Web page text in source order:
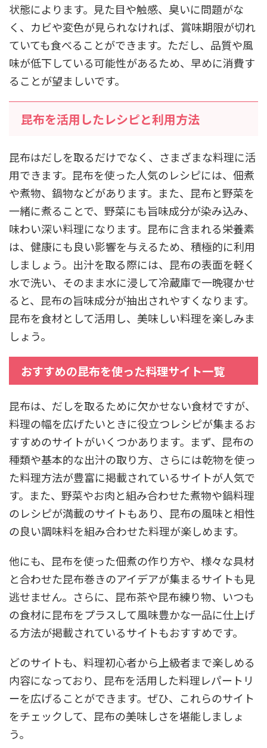
状態によります。見た目や触感、臭いに問題がな
く、カビや変色が見られなければ、賞味期限が切れ
ていても食べることができます。ただし、品質や風
味が低下している可能性があるため、早めに消費す
ることが望ましいです。
昆布を活用したレシピと利用方法
昆布はだしを取るだけでなく、さまざまな料理に活
用できます。昆布を使った人気のレシピには、佃煮
や煮物、鍋物などがあります。また、昆布と野菜を
一緒に煮ることで、野菜にも旨味成分が染み込み、
味わい深い料理になります。昆布に含まれる栄養素
は、健康にも良い影響を与えるため、積極的に利用
しましょう。出汁を取る際には、昆布の表面を軽く
水で洗い、そのまま水に浸して冷蔵庫で一晩寝かせ
ると、昆布の旨味成分が抽出されやすくなります。
昆布を食材として活用し、美味しい料理を楽しみま
しょう。
おすすめの昆布を使った料理サイト一覧
昆布は、だしを取るために欠かせない食材ですが、
料理の幅を広げたいときに役立つレシピが集まるお
すすめのサイトがいくつかあります。まず、昆布の
種類や基本的な出汁の取り方、さらには乾物を使っ
た料理方法が豊富に掲載されているサイトが人気で
す。また、野菜やお肉と組み合わせた煮物や鍋料理
のレシピが満載のサイトもあり、昆布の風味と相性
の良い調味料を組み合わせた料理が楽しめます。
他にも、昆布を使った佃煮の作り方や、様々な具材
と合わせた昆布巻きのアイデアが集まるサイトも見
逃せません。さらに、昆布茶や昆布練り物、いつも
の食材に昆布をプラスして風味豊かな一品に仕上げ
る方法が掲載されているサイトもおすすめです。
どのサイトも、料理初心者から上級者まで楽しめる
内容になっており、昆布を活用した料理レパートリ
ーを広げることができます。ぜひ、これらのサイト
をチェックして、昆布の美味しさを堪能しましょ
う。